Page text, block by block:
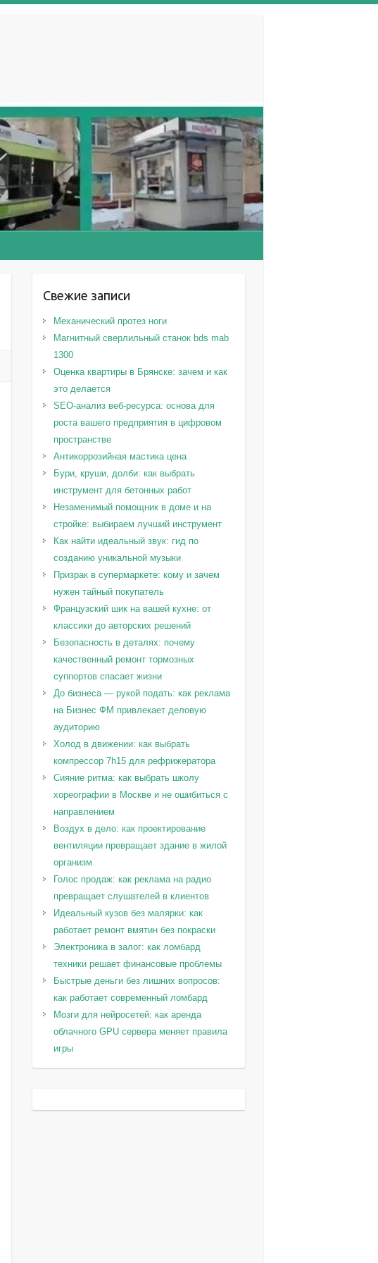
Свежие записи
Механический протез ноги
Магнитный сверлильный станок bds mab
1300
Оценка квартиры в Брянске: зачем и как
это делается
SEO-анализ веб-ресурса: основа для
роста вашего предприятия в цифровом
пространстве
Антикоррозийная мастика цена
Бури, круши, долби: как выбрать
инструмент для бетонных работ
Незаменимый помощник в доме и на
стройке: выбираем лучший инструмент
Как найти идеальный звук: гид по
созданию уникальной музыки
Призрак в супермаркете: кому и зачем
нужен тайный покупатель
Французский шик на вашей кухне: от
классики до авторских решений
Безопасность в деталях: почему
качественный ремонт тормозных
суппортов спасает жизни
До бизнеса — рукой подать: как реклама
на Бизнес ФМ привлекает деловую
аудиторию
Холод в движении: как выбрать
компрессор 7h15 для рефрижератора
Сияние ритма: как выбрать школу
хореографии в Москве и не ошибиться с
направлением
Воздух в дело: как проектирование
вентиляции превращает здание в жилой
организм
Голос продаж: как реклама на радио
превращает слушателей в клиентов
Идеальный кузов без малярки: как
работает ремонт вмятин без покраски
Электроника в залог: как ломбард
техники решает финансовые проблемы
Быстрые деньги без лишних вопросов:
как работает современный ломбард
Мозги для нейросетей: как аренда
облачного GPU сервера меняет правила
игры